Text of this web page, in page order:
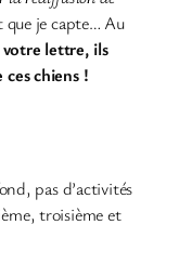
que je capte… Au
votre lettre, ils
ces chiens !
pas d’activités
troisième et